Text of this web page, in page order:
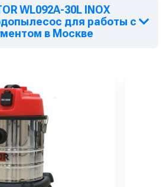
WL092A-30L INOX
для работы с
в Москве